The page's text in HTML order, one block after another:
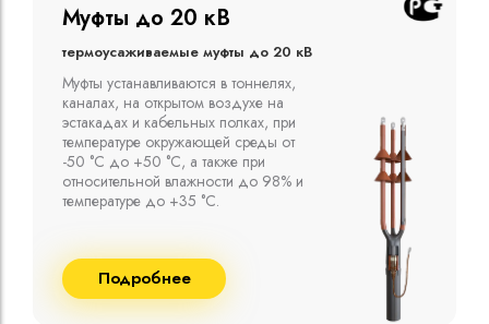
Муфты до 10 кВ
Термоусаживаемые муфты до 10 кВ
Компания ООО "Москабельторг"
предлагает, как соединительные
термоусаживаемые муфты на кабель
напряжением до 10 кВ с изоляцией
из маслопропитанной бумаги и
сшитого полиэтилена собственного
производства
Подробнее